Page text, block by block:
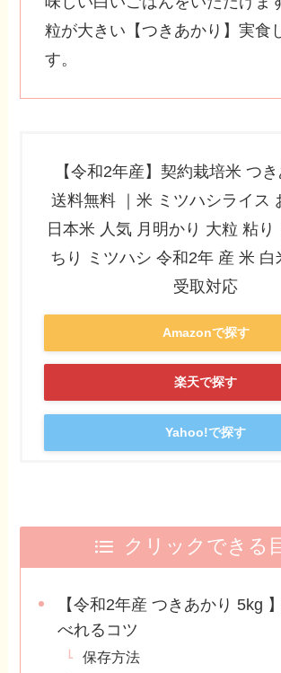
粒が大きい【つきあかり】実食
す。
【令和2年産】契約栽培米 つ
送料無料 ｜米 ミツハシライス
日本米 人気 月明かり 大粒 粘り
ちり ミツハシ 令和2年 産 米 白
受取対応
Amazonで探す
楽天で探す
Yahoo!で探す
クリックできる
【令和2年産 つきあかり 5kg
べれるコツ
保存方法